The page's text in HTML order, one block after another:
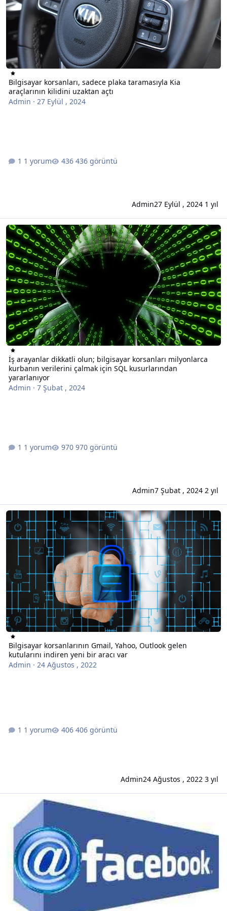
Bilgisayar korsanları, sadece plaka taramasıyla Kia
araçlarının kilidini uzaktan açtı
Admin · 27 Eylül , 2024
1 yorum 436 görüntü
Admin27 Eylül , 2024 1 yıl
İş arayanlar dikkatli olun; bilgisayar korsanları milyonlarca
İş arayanlar dikkatli olun; bilgisayar korsanları milyonlarca
kurbanın verilerini çalmak için SQL kusurlarından
yararlanıyor
Admin · 7 Şubat , 2024
1 yorum 970 görüntü
Admin7 Şubat , 20242 yıl
Bilgisayar korsanlarının Gmail, Yahoo, Outlook gelen kutularını
Bilgisayar korsanlarının Gmail, Yahoo, Outlook gelen
kutularını indiren yeni bir aracı var
Admin · 24 Ağustos , 2022
1 yorum 406 görüntü
Admin24 Ağustos , 20223 yıl
Facebook bilgisayar korsanları hesapları ele geçirdikten sonra